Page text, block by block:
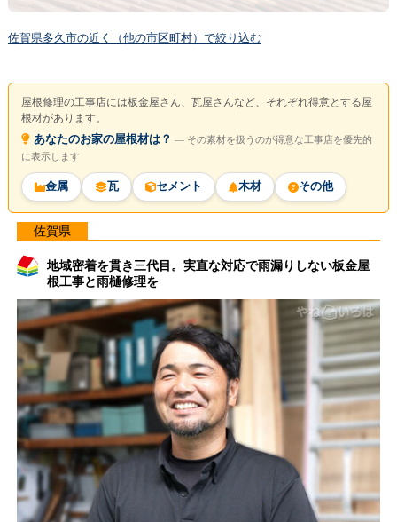
佐賀県多久市の近く（他の市区町村）で絞り込む
屋根修理の工事店には板金屋さん、瓦屋さんなど、それぞれ得意とする屋
根材があります。
あなたのお家の屋根材は？ ― その素材を扱うのが得意な工事店を優先的
に表示します
金属 瓦 セメント 木材 その他
佐賀県
地域密着を貫き三代目。実直な対応で雨漏りしない板金屋
根工事と雨樋修理を